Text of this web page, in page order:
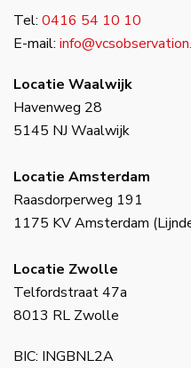
Tel: 0416 54 10 10
E-mail:
Locatie Waalwijk
Havenweg 28
5145 NJ Waalwijk
Locatie Amsterdam
Raasdorperweg 191
1175 KV Amsterdam
Locatie Zwolle
Telfordstraat 47a
8013 RL Zwolle
BIC: INGBNL2A